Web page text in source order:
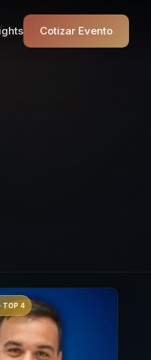
Cotizar Evento
TOP 4